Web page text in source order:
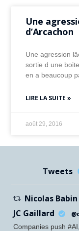
Une
d’Arcachon
Une agression
sortie d une
en a beaucoup
LIRE LA SUITE »
août 29, 2016
Tweets
Nicolas
JC Gaillard
Companies push